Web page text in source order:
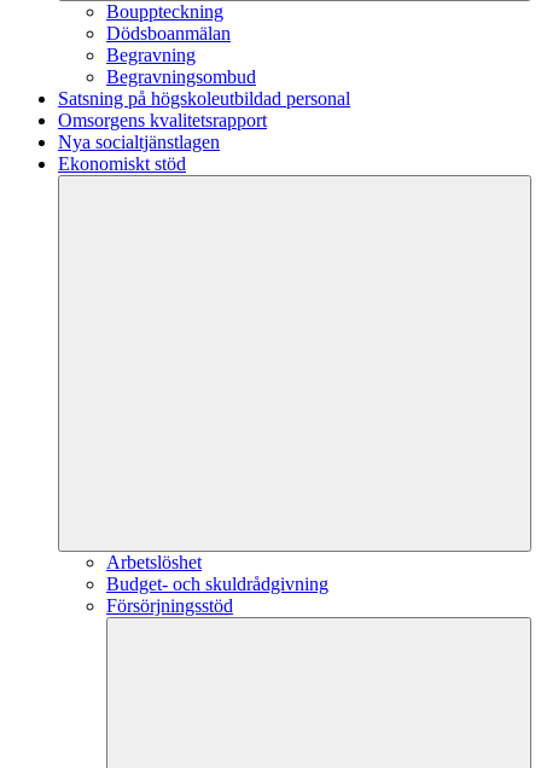
Bouppteckning
Dödsboanmälan
Begravning
Begravningsombud
Satsning på högskoleutbildad personal
Omsorgens kvalitetsrapport
Nya socialtjänstlagen
Ekonomiskt stöd
Arbetslöshet
Budget- och skuldrådgivning
Försörjningsstöd